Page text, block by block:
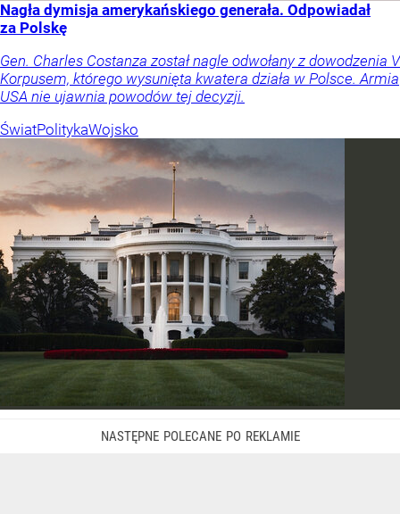
Nagła dymisja amerykańskiego generała. Odpowiadał
za Polskę
Gen. Charles Costanza został nagle odwołany z dowodzenia V
Korpusem, którego wysunięta kwatera działa w Polsce. Armia
USA nie ujawnia powodów tej decyzji.
ŚwiatPolitykaWojsko